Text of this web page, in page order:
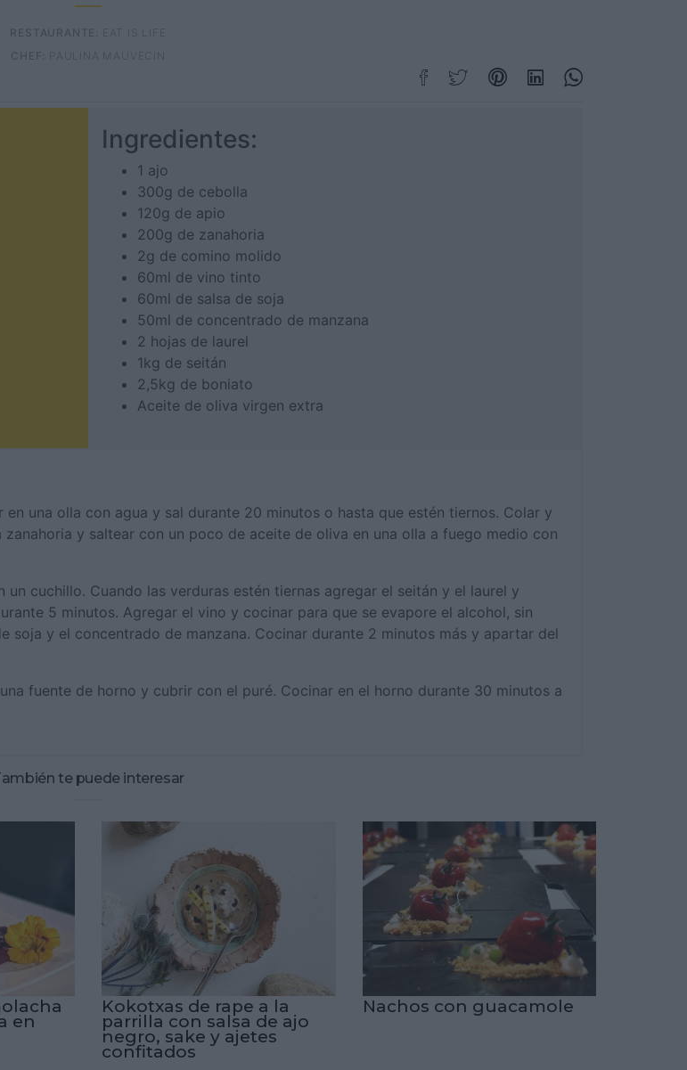
RESTAURANTE:
CHEF:
Ingredientes:
1 ajo
300g de cebolla
120g de apio
200g de zanahoria
2g de comino molido
60ml de vino tinto
60ml de salsa de soja
50ml de concentrado de manzana
2 hojas de laurel
1kg de seitán
2,5kg de boniato
Aceite de oliva virgen extra
una olla con agua y sal durante 20 minutos o hasta que estén tiernos. Colar y
y saltear con un poco de aceite de oliva en una olla a fuego medio con
cuchillo. Cuando las verduras estén tiernas agregar el seitán y el laurel y
5 minutos. Agregar el vino y cocinar para que se evapore el alcohol, sin
soja y el concentrado de manzana. Cocinar durante 2 minutos más y apartar del
fuente de horno y cubrir con el puré. Cocinar en el horno durante 30 minutos a
te puede interesar
en
Kokotxas de rape a la
parrilla con salsa de ajo
negro, sake y ajetes
confitados
Nachos con guacamole